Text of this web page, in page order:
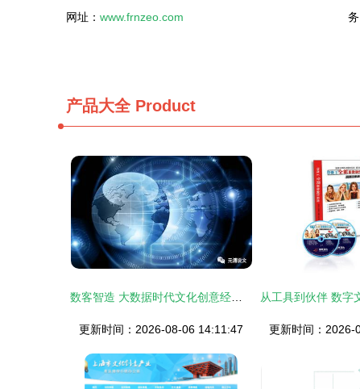
网址： www.frnzeo.com
产品大全Product
更新时间：2026-08-06 14:11:47 更新时间：2026-